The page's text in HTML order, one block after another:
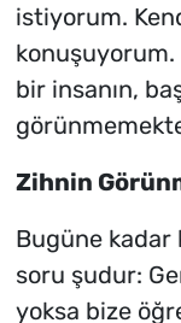
istiyorum.
bir insanın,
Zihnin
Bugüne kadar
soru şudur:
yoksa bize